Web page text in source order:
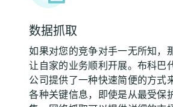
数据抓取
如果对您的竞争对手一无所知，
让自家的业务顺利开展。布科巴
公司提供了一种快速简便的方式
各种关键信息，即使是从最受保